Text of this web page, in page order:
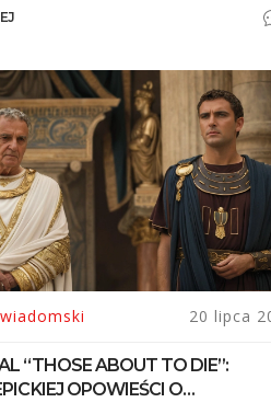
20 lipca
“THOSE ABOUT TO DIE”:
OPOWIEŚCI O